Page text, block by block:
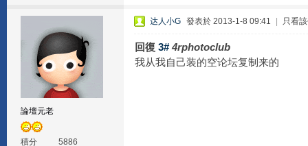
論壇元老
積分
5886
达人小G 發表於 2013-1-8 09:41 只看
回復 3# 4rphotoclub
我从我自己装的空论坛复制来的